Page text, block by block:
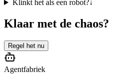
Klinkt het als een robot?↓
Klaar met de chaos?
Regel het nu
Agentfabriek